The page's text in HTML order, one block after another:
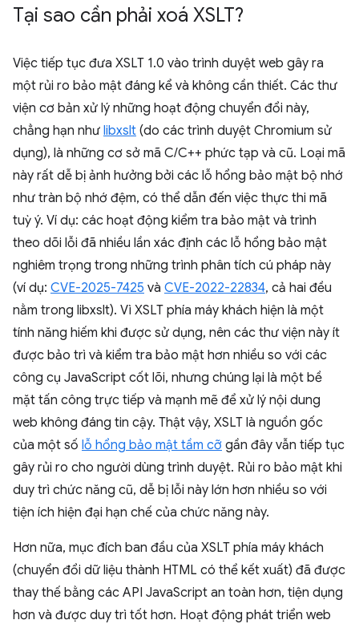
Tại sao cần phải xoá XSLT?
Việc tiếp tục đưa XSLT 1.0 vào trình duyệt web gây ra
một rủi ro bảo mật đáng kể và không cần thiết. Các thư
viện cơ bản xử lý những hoạt động chuyển đổi này,
chẳng hạn như libxslt (do các trình duyệt Chromium sử
dụng), là những cơ sở mã C/C++ phức tạp và cũ. Loại mã
này rất dễ bị ảnh hưởng bởi các lỗ hổng bảo mật bộ nhớ
như tràn bộ nhớ đệm, có thể dẫn đến việc thực thi mã
tuỳ ý. Ví dụ: các hoạt động kiểm tra bảo mật và trình
theo dõi lỗi đã nhiều lần xác định các lỗ hổng bảo mật
nghiêm trọng trong những trình phân tích cú pháp này
(ví dụ: CVE-2025-7425 và CVE-2022-22834, cả hai đều
nằm trong libxslt). Vì XSLT phía máy khách hiện là một
tính năng hiếm khi được sử dụng, nên các thư viện này ít
được bảo trì và kiểm tra bảo mật hơn nhiều so với các
công cụ JavaScript cốt lõi, nhưng chúng lại là một bề
mặt tấn công trực tiếp và mạnh mẽ để xử lý nội dung
web không đáng tin cậy. Thật vậy, XSLT là nguồn gốc
của một số lỗ hổng bảo mật tầm cỡ gần đây vẫn tiếp tục
gây rủi ro cho người dùng trình duyệt. Rủi ro bảo mật khi
duy trì chức năng cũ, dễ bị lỗi này lớn hơn nhiều so với
tiện ích hiện đại hạn chế của chức năng này.
Hơn nữa, mục đích ban đầu của XSLT phía máy khách
(chuyển đổi dữ liệu thành HTML có thể kết xuất) đã được
thay thế bằng các API JavaScript an toàn hơn, tiện dụng
hơn và được duy trì tốt hơn. Hoạt động phát triển web